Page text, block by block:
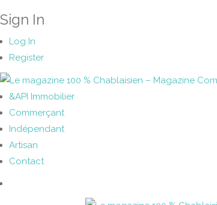
Sign In
Log In
Register
&API Immobilier
Commerçant
Indépendant
Artisan
Contact